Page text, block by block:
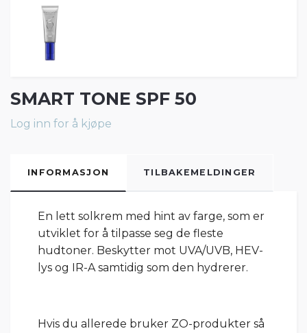
SMART TONE SPF 50
Log inn for å kjøpe
INFORMASJON TILBAKEMELDINGER
En lett solkrem med hint av farge, som er
utviklet for å tilpasse seg de fleste
hudtoner. Beskytter mot UVA/UVB, HEV-
lys og IR-A samtidig som den hydrerer.
Hvis du allerede bruker ZO-produkter så